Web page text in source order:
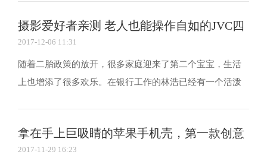
干、皮肤发紧等不舒服的症状。在干燥的环境中...
摄影爱好者亲测 老人也能操作自如的JVC四
防
2017-12-06 11:31
随着二胎政策的放开，很多家庭迎来了第二个宝宝，生活
上也增添了很多欢乐。在银行工作的林浩已经有一个活泼
家。 再次当上爷爷的林浩父亲真心希望能够把孙子成长...
拿在手上巨吸睛的苹果手机壳，第一款创意
满
2017-11-29 16:23